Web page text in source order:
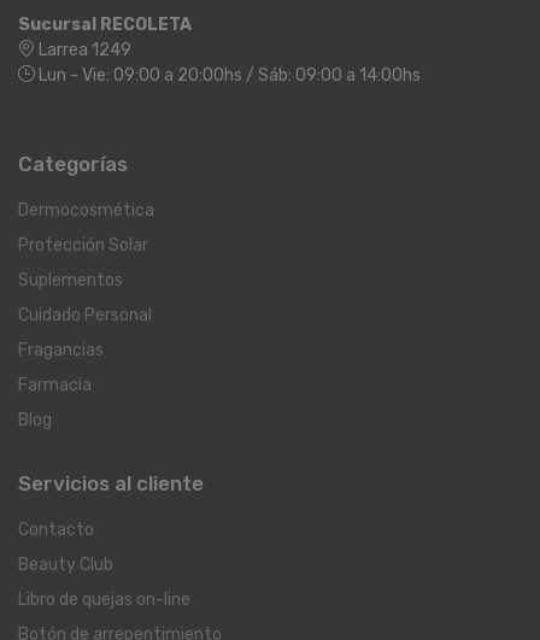
Sucursal RECOLETA
Larrea 1249
Lun - Vie: 09:00 a 20:00hs / Sáb: 09:00 a 14:00hs
Categorías
Dermocosmética
Protección Solar
Suplementos
Cuidado Personal
Fragancias
Farmacia
Blog
Servicios al cliente
Contacto
Beauty Club
Libro de quejas on-line
Botón de arrepentimiento